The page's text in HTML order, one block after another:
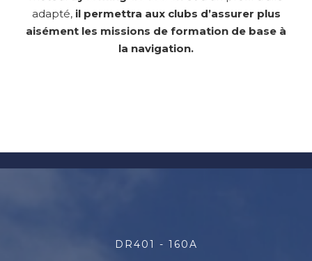
adapté, il permettra aux clubs d’assurer plus
aisément les missions de formation de base à
la navigation.
DR401 - 160A